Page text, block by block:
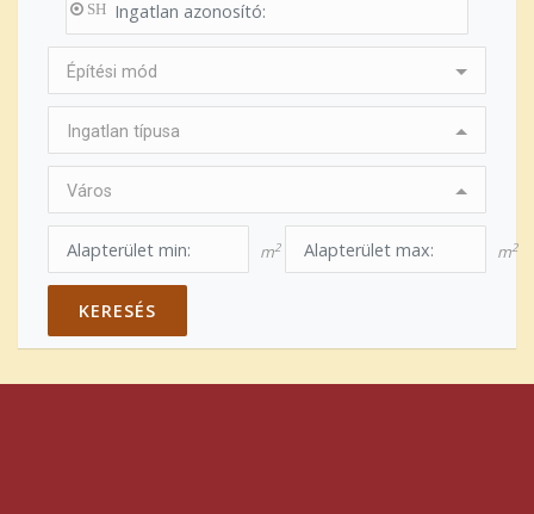
SH
Építési mód
Ingatlan típusa
Város
m2 m2
KERESÉS